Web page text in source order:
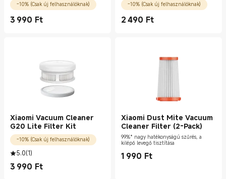
-10% (Csak új felhasználóknak)
3 990 Ft
Current Price Ft3990.00
-10% (Csak új felhasználóknak)
2 490 Ft
Current Price Ft2490.00
Xiaomi Vacuum Cleaner
G20 Lite Filter Kit
-10% (Csak új felhasználóknak)
5.0(1)
3 990 Ft
Current Price Ft3990.00
Xiaomi Dust Mite Vacuum
Cleaner Filter (2-Pack)
99%* nagy hatékonyságú szűrés, a
kilépő levegő tisztítása
1 990 Ft
Current Price Ft1990.00